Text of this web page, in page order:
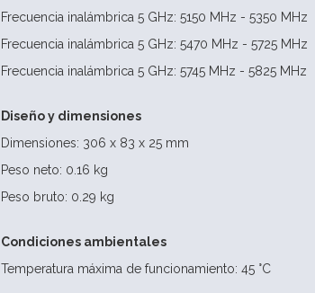
Frecuencia inalámbrica 5 GHz: 5150 MHz - 5350 MHz
Frecuencia inalámbrica 5 GHz: 5470 MHz - 5725 MHz
Frecuencia inalámbrica 5 GHz: 5745 MHz - 5825 MHz
Diseño y dimensiones
Dimensiones: 306 x 83 x 25 mm
Peso neto: 0.16 kg
Peso bruto: 0.29 kg
Condiciones ambientales
Temperatura máxima de funcionamiento: 45 °C